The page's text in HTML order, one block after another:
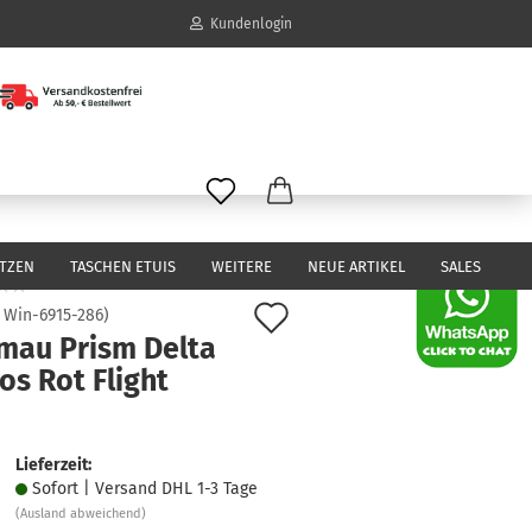
Kundenlogin
vergessen?
TASCHEN ETUIS NEUE ARTIKEL SALES
WEITERE
Win-6915-286)
Prism Delta
Rot Flight
Lieferzeit:
Sofort | Versand DHL 1-3 Tage
(Ausland abweichend)